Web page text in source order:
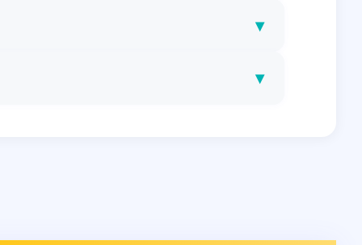
▾
▾